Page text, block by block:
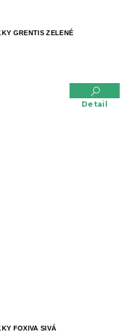
GRENTIS ZELENÉ
Detail
FOXIVA SIVÁ